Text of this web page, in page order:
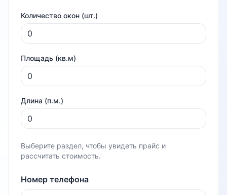
Количество окон (шт.)
Площадь (кв.м)
Длина (п.м.)
Выберите раздел, чтобы увидеть прайс и
рассчитать стоимость.
Номер телефона